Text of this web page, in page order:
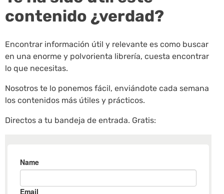
contenido ¿verdad?
Encontrar información útil y relevante es como buscar
en una enorme y polvorienta librería, cuesta encontrar
lo que necesitas.
Nosotros te lo ponemos fácil, enviándote cada semana
los contenidos más útiles y prácticos.
Directos a tu bandeja de entrada. Gratis: